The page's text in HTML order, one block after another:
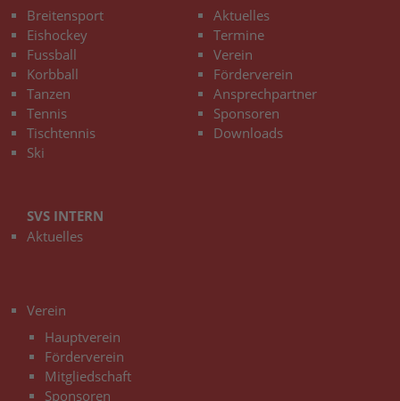
Breitensport
Eishockey
Fussball
Korbball
Tanzen
Tennis
Tischtennis
Ski
SVS INTERN
Aktuelles
Verein
Hauptverein
Förderverein
Mitgliedschaft
Sponsoren
Aktuelles
Termine
Verein
Förderverein
Ansprechpartner
Sponsoren
Downloads